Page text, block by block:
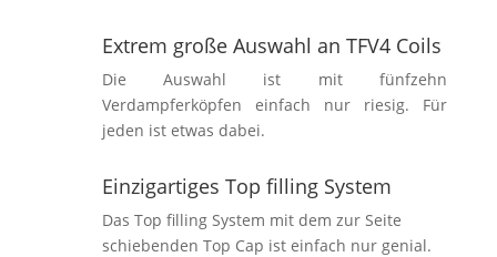
Extrem große Auswahl an TFV4 Coils
Die Auswahl ist mit fünfzehn
Verdampferköpfen einfach nur riesig. Für
jeden ist etwas dabei.
Einzigartiges Top filling System
Das Top filling System mit dem zur Seite
schiebenden Top Cap ist einfach nur genial.